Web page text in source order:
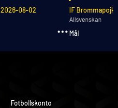
2026-08-02
IF
Allsvenskan
Mål
Fotbollskonto